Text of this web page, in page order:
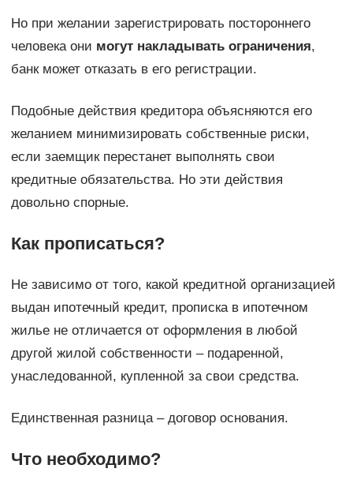
Но при желании зарегистрировать постороннего
человека они могут накладывать ограничения,
банк может отказать в его регистрации.
Подобные действия кредитора объясняются его
желанием минимизировать собственные риски,
если заемщик перестанет выполнять свои
кредитные обязательства. Но эти действия
довольно спорные.
Как прописаться?
Не зависимо от того, какой кредитной организацией
выдан ипотечный кредит, прописка в ипотечном
жилье не отличается от оформления в любой
другой жилой собственности – подаренной,
унаследованной, купленной за свои средства.
Единственная разница – договор основания.
Что необходимо?